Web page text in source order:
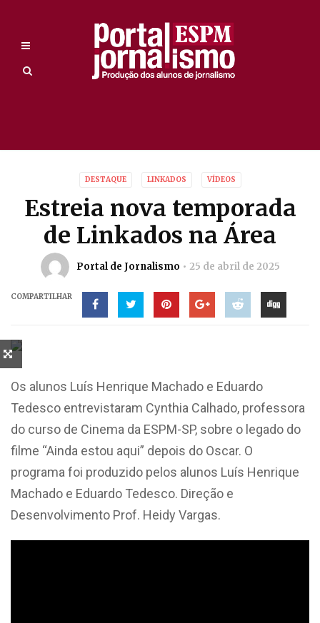
DESTAQUE LINKADOS VÍDEOS
Estreia nova temporada
de Linkados na Área
Portal de Jornalismo 25 de abril de 2025
COMPARTILHAR
Os alunos Luís Henrique Machado e Eduardo
Tedesco entrevistaram Cynthia Calhado, professora
do curso de Cinema da ESPM-SP, sobre o legado do
filme “Ainda estou aqui” depois do Oscar. O
programa foi produzido pelos alunos Luís Henrique
Machado e Eduardo Tedesco. Direção e
Desenvolvimento Prof. Heidy Vargas.